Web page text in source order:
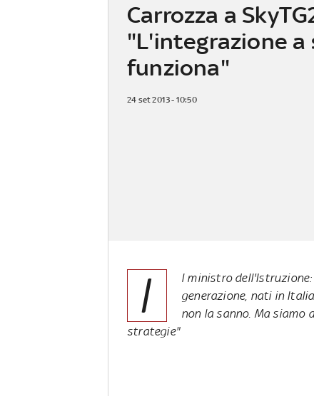
Carrozza a
"L'integrazione a
funziona"
24 set 2013 - 10:50
I
l ministro
generazione, nati in
non la sanno. Ma siamo
strategie"